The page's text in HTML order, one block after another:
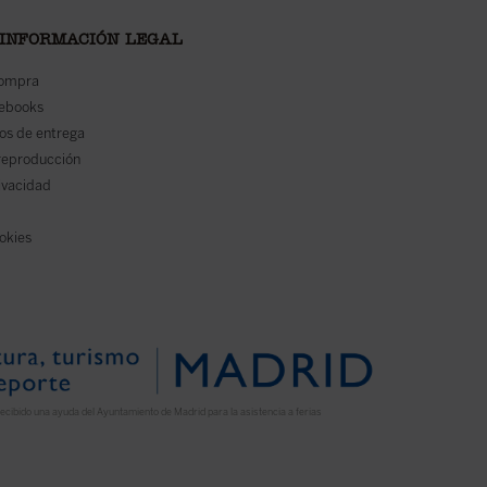
LEGAL
de entrega
una ayuda del Ayuntamiento de Madrid para la asistencia a ferias